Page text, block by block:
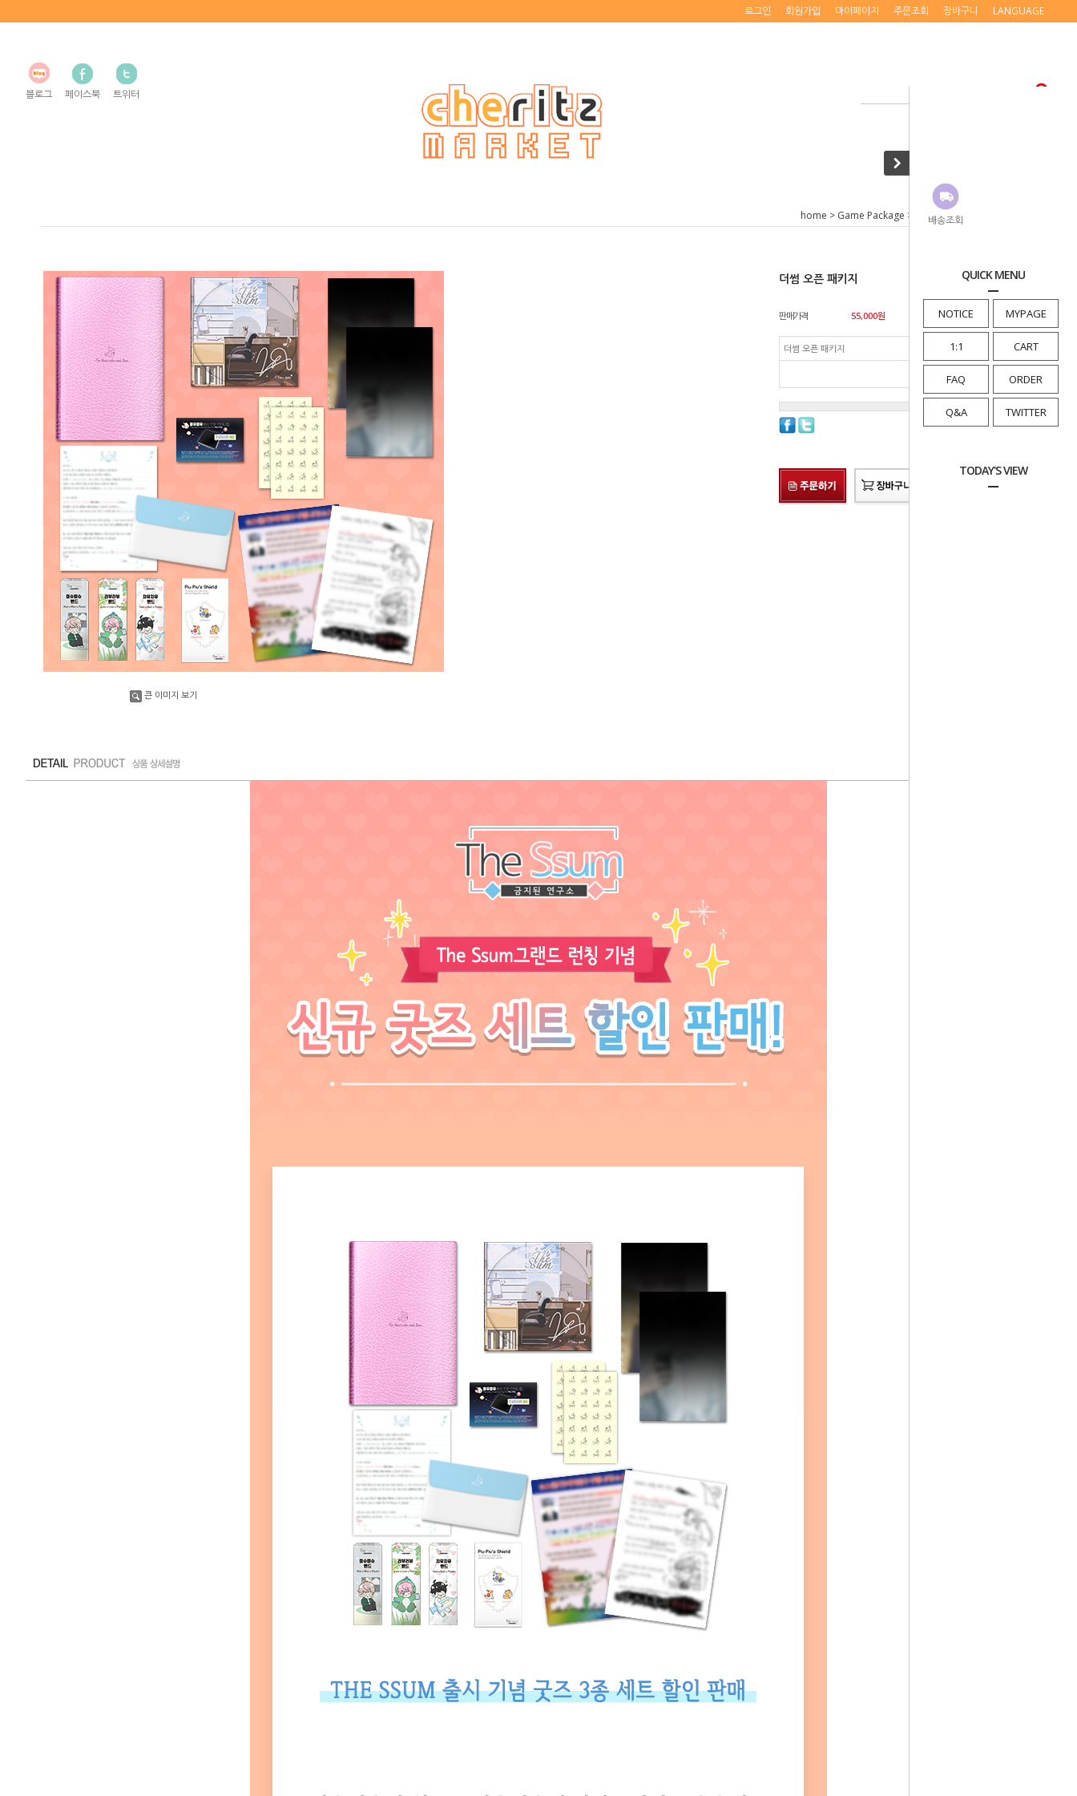
배송조회
QUICK MENU
NOTICE MYPAGE
1:1 CART
FAQ ORDER
Q&A TWITTER
TODAY'S VIEW
로그인 회원가입 마이페이지 주문조회 장바구니 LANGUAGE
블로그 페이스북 트위터
home > Game Package > The Ssum> 더썸 오픈 패키지
큰 이미지 보기
더썸 오픈 패키지
판매가격 55,000원
더썸 오픈 패키지 55,000원
총 상품 금액 55,000 원